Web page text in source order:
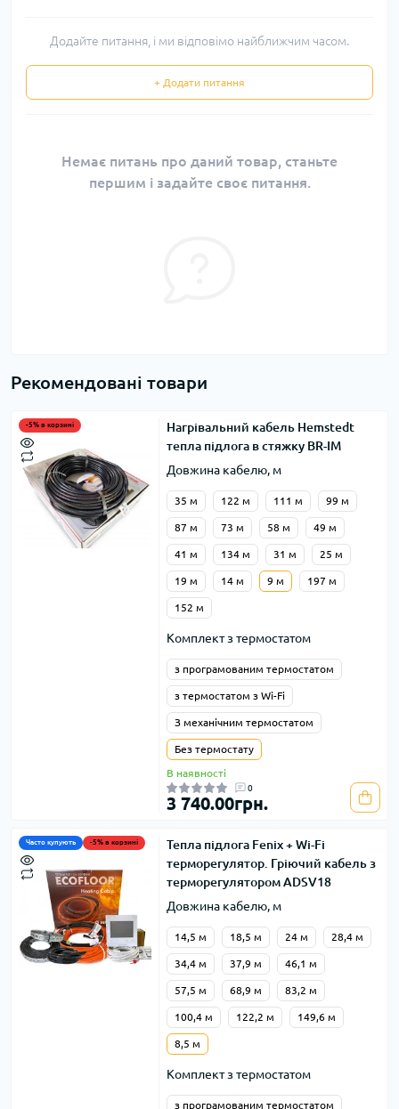
Додайте питання, і ми відповімо найближчим часом.
+ Додати питання
Немає питань про даний товар, станьте
першим і задайте своє питання.
Рекомендовані товари
-5% в корзині
Нагрівальний кабель Hemstedt
тепла підлога в стяжку BR-IM
Довжина кабелю, м
35 м 122 м 111 м 99 м
87 м 73 м 58 м 49 м
41 м 134 м 31 м 25 м
19 м 14 м 9 м 197 м
152 м
Комплект з термостатом
з програмованим термостатом
з термостатом з Wi-Fi
З механічним термостатом
Без термостату
В наявності
0
3 740.00грн.
Часто купують -5% в корзині
Тепла підлога Fenix + Wi-Fi
терморегулятор. Гріючий кабель з
терморегулятором ADSV18
Довжина кабелю, м
14,5 м 18,5 м 24 м 28,4 м
34,4 м 37,9 м 46,1 м
57,5 м 68,9 м 83,2 м
100,4 м 122,2 м 149,6 м
8,5 м
Комплект з термостатом
з програмованим термостатом